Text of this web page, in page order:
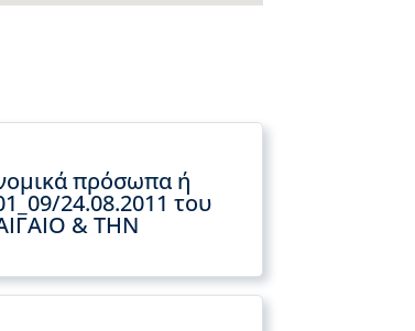
πρόσωπα ή
24.08.2011 του
& ΤΗΝ